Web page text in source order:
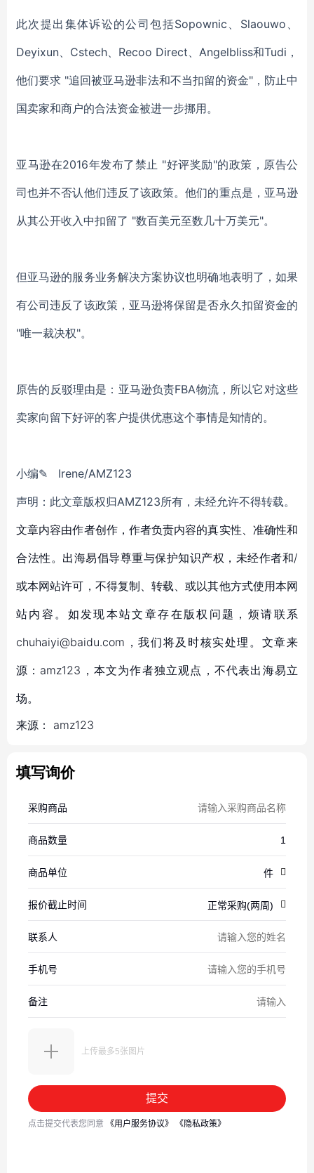
此次提出集体诉讼的公司包括Sopownic、Slaouwo、
Deyixun、Cstech、Recoo Direct、Angelbliss和Tudi，
他们要求 "追回被亚马逊非法和不当扣留的资金"，防止中
国卖家和商户的合法资金被进一步挪用。
亚马逊在2016年发布了禁止 "好评奖励"的政策，原告公
司也并不否认他们违反了该政策。他们的重点是，亚马逊
从其公开收入中扣留了 "数百美元至数几十万美元"。
但亚马逊的服务业务解决方案协议也明确地表明了，如果
有公司违反了该政策，亚马逊将保留是否永久扣留资金的
"唯一裁决权"。
原告的反驳理由是：亚马逊负责FBA物流，所以它对这些
卖家向留下好评的客户提供优惠这个事情是知情的。
小编✎ Irene/AMZ123
声明：此文章版权归AMZ123所有，未经允许不得转载。
文章内容由作者创作，作者负责内容的真实性、准确性和
合法性。出海易倡导尊重与保护知识产权，未经作者和/
或本网站许可，不得复制、转载、或以其他方式使用本网
站内容。如发现本站文章存在版权问题，烦请联系
chuhaiyi@baidu.com，我们将及时核实处理。文章来
源：amz123，本文为作者独立观点，不代表出海易立
场。
来源： amz123
填写询价